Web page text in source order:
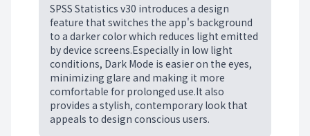
SPSS Statistics v30 introduces a design
feature that switches the app's background
to a darker color which reduces light emitted
by device screens.Especially in low light
conditions, Dark Mode is easier on the eyes,
minimizing glare and making it more
comfortable for prolonged use.It also
provides a stylish, contemporary look that
appeals to design conscious users.